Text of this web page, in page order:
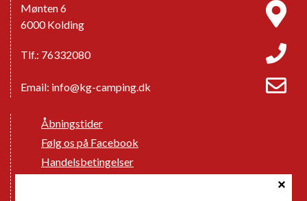
Mønten 6
6000 Kolding
Tlf.: 76332080
Email: info@kg-camping.dk
Åbningstider
Følg os på Facebook
Handelsbetingelser